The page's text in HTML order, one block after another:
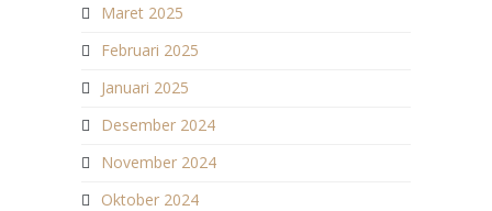
Maret 2025
Februari 2025
Januari 2025
Desember 2024
November 2024
Oktober 2024